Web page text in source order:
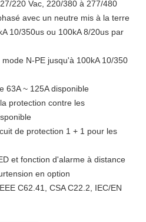
220 Vac, 220/380 à 277/480
avec un neutre mis à la terre
10/350us ou 100kA 8/20us par
N-PE jusqu'à 100kA 10/350
63A ~ 125A disponible
protection contre les
de protection 1 + 1 pour les
et fonction d'alarme à distance
en option
C62.41, CSA C22.2, IEC/EN